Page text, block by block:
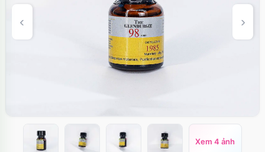
Xem 4 ảnh